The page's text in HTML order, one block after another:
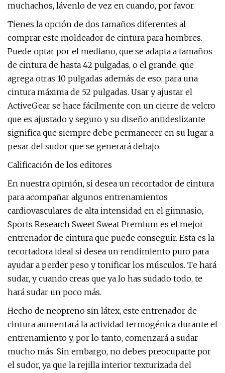
muchachos, lávenlo de vez en cuando, por favor.
Tienes la opción de dos tamaños diferentes al
comprar este moldeador de cintura para hombres.
Puede optar por el mediano, que se adapta a tamaños
de cintura de hasta 42 pulgadas, o el grande, que
agrega otras 10 pulgadas además de eso, para una
cintura máxima de 52 pulgadas. Usar y ajustar el
ActiveGear se hace fácilmente con un cierre de velcro
que es ajustado y seguro y su diseño antideslizante
significa que siempre debe permanecer en su lugar a
pesar del sudor que se generará debajo.
Calificación de los editores
En nuestra opinión, si desea un recortador de cintura
para acompañar algunos entrenamientos
cardiovasculares de alta intensidad en el gimnasio,
Sports Research Sweet Sweat Premium es el mejor
entrenador de cintura que puede conseguir. Esta es la
recortadora ideal si desea un rendimiento puro para
ayudar a perder peso y tonificar los músculos. Te hará
sudar, y cuando creas que ya lo has sudado todo, te
hará sudar un poco más.
Hecho de neopreno sin látex, este entrenador de
cintura aumentará la actividad termogénica durante el
entrenamiento y, por lo tanto, comenzará a sudar
mucho más. Sin embargo, no debes preocuparte por
el sudor, ya que la rejilla interior texturizada del